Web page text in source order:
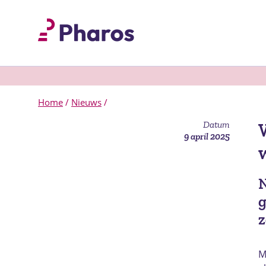
Home / Nieuws /
Datum
9 april 2025